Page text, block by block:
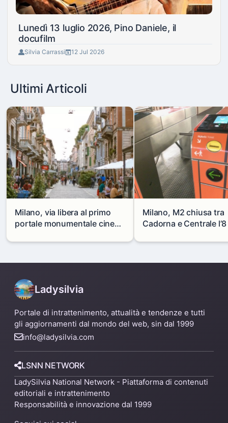
Lunedì 13 luglio 2026, Pino Daniele, il
docufilm
Silvia Carrassi 12 Jul 2026
Ultimi Articoli
Milano, via libera al primo
portale monumentale cinese
Milano, M2 chiusa tra
Cadorna e Centrale
alternative
Ladysilvia
Portale di intrattenimento, attualità e tendenze e tutti
gli aggiornamenti dal mondo del web, sin dal 1999
info@ladysilvia.com
LSNN NETWORK
LadySilvia National Network - Piattaforma di contenuti
editoriali e intrattenimento
Responsabilità e innovazione dal 1999